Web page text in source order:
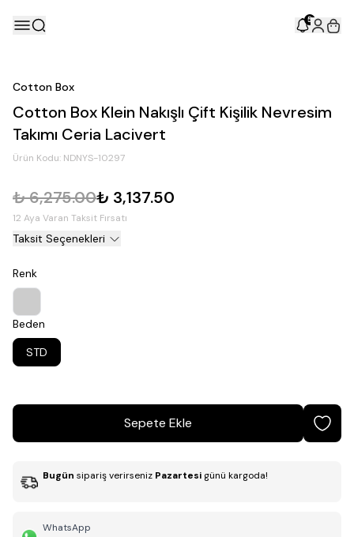
5
Cotton Box
Cotton Box Klein Nakışlı Çift Kişilik Nevresim
Takımı Ceria Lacivert
Ürün Kodu: NDNYS-10297
₺ 6,275.00₺ 3,137.50
12 Aya Varan Taksit Fırsatı
Taksit Seçenekleri
Renk
Beden
STD
Sepete Ekle
Bugün sipariş verirseniz Pazartesi günü kargoda!
WhatsApp